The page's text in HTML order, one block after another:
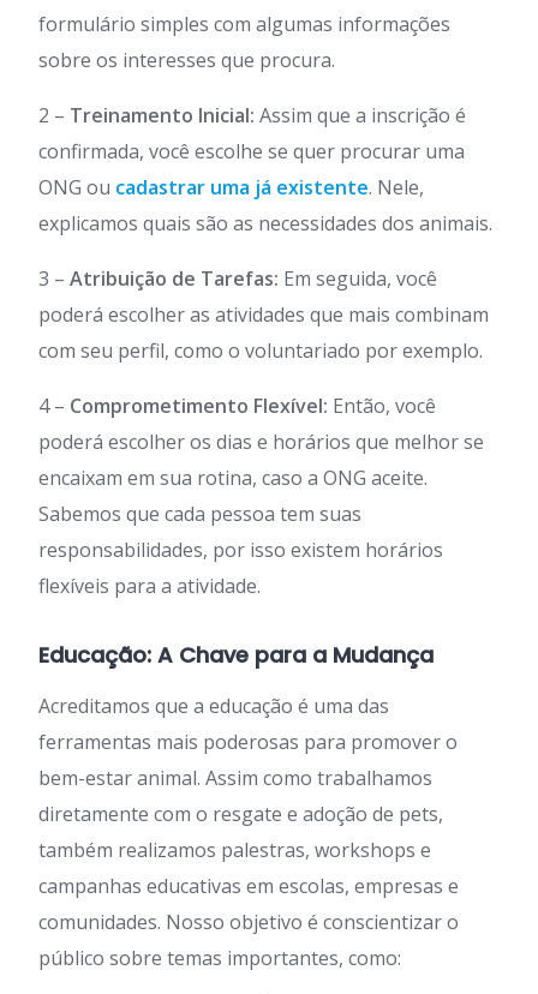
formulário simples com algumas informações
sobre os interesses que procura.
2 – Treinamento Inicial: Assim que a inscrição é
confirmada, você escolhe se quer procurar uma
ONG ou cadastrar uma já existente. Nele,
explicamos quais são as necessidades dos animais.
3 – Atribuição de Tarefas: Em seguida, você
poderá escolher as atividades que mais combinam
com seu perfil, como o voluntariado por exemplo.
4 – Comprometimento Flexível: Então, você
poderá escolher os dias e horários que melhor se
encaixam em sua rotina, caso a ONG aceite.
Sabemos que cada pessoa tem suas
responsabilidades, por isso existem horários
flexíveis para a atividade.
Educação: A Chave para a Mudança
Acreditamos que a educação é uma das
ferramentas mais poderosas para promover o
bem-estar animal. Assim como trabalhamos
diretamente com o resgate e adoção de pets,
também realizamos palestras, workshops e
campanhas educativas em escolas, empresas e
comunidades. Nosso objetivo é conscientizar o
público sobre temas importantes, como: